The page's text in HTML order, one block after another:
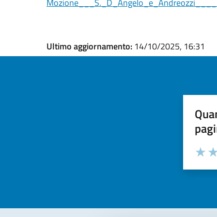
Ultimo aggiornamento: 14/10/2025, 16:31
Valuta